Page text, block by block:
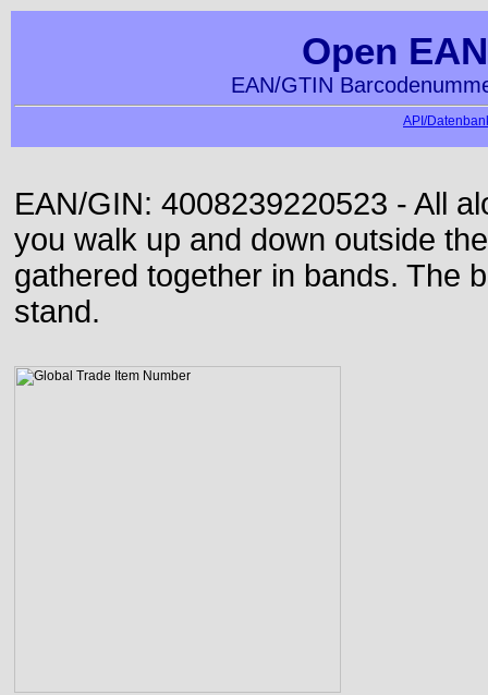
Open
EAN/GTIN
API/
EAN/GIN: 4008239220523 - All
you walk up and down outside
gathered together in bands. The
stand.